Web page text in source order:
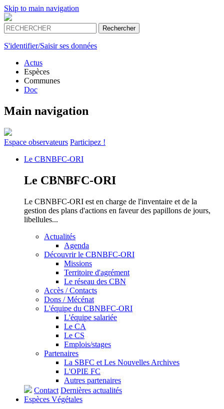
Skip to main navigation
S'identifier/Saisir ses données
Actus
Espèces
Communes
Doc
Main navigation
Espace observateurs Participez !
Le CBNBFC-ORI
Le CBNBFC-ORI
Le CBNBFC-ORI est en charge de l'inventaire et de la
gestion des plans d'actions en faveur des papillons de jours,
libellules...
Actualités
Agenda
Découvrir le CBNBFC-ORI
Missions
Territoire d'agrément
Le réseau des CBN
Accès / Contacts
Dons / Mécénat
L'équipe du CBNBFC-ORI
L'équipe salariée
Le CA
Le CS
Emplois/stages
Partenaires
La SBFC et Les Nouvelles Archives
L'OPIE FC
Autres partenaires
Contact Dernières actualités
Espèces Végétales